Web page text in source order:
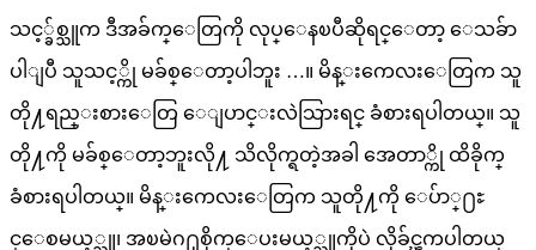
သင့္ခ်စ္သူက ဒီအခ်က္ေတြကို လုပ္ေနၿပီဆိုရင္ေတာ့ ေသခ်ာ
ပါျပီ သူသင့္ကို မခ်စ္ေတာ့ပါဘူး …။ မိန္းကေလးေတြက သူ
တို႔ရည္းစားေတြ ေျပာင္းလဲသြားရင္ ခံစားရပါတယ္။ သူ
တို႔ကို မခ်စ္ေတာ့ဘူးလို႔ သိလိုက္ရတဲ့အခါ အေတာ္ကို ထိခိုက္
ခံစားရပါတယ္။ မိန္းကေလးေတြက သူတို႔ကို ေပ်ာ္႐ႊ
င္ေစမယ့္သူ၊ အၿမဲဂ႐ုစိုက္ေပးမယ့္သူကိုပဲ လိုခ်င္ၾကပါတယ္